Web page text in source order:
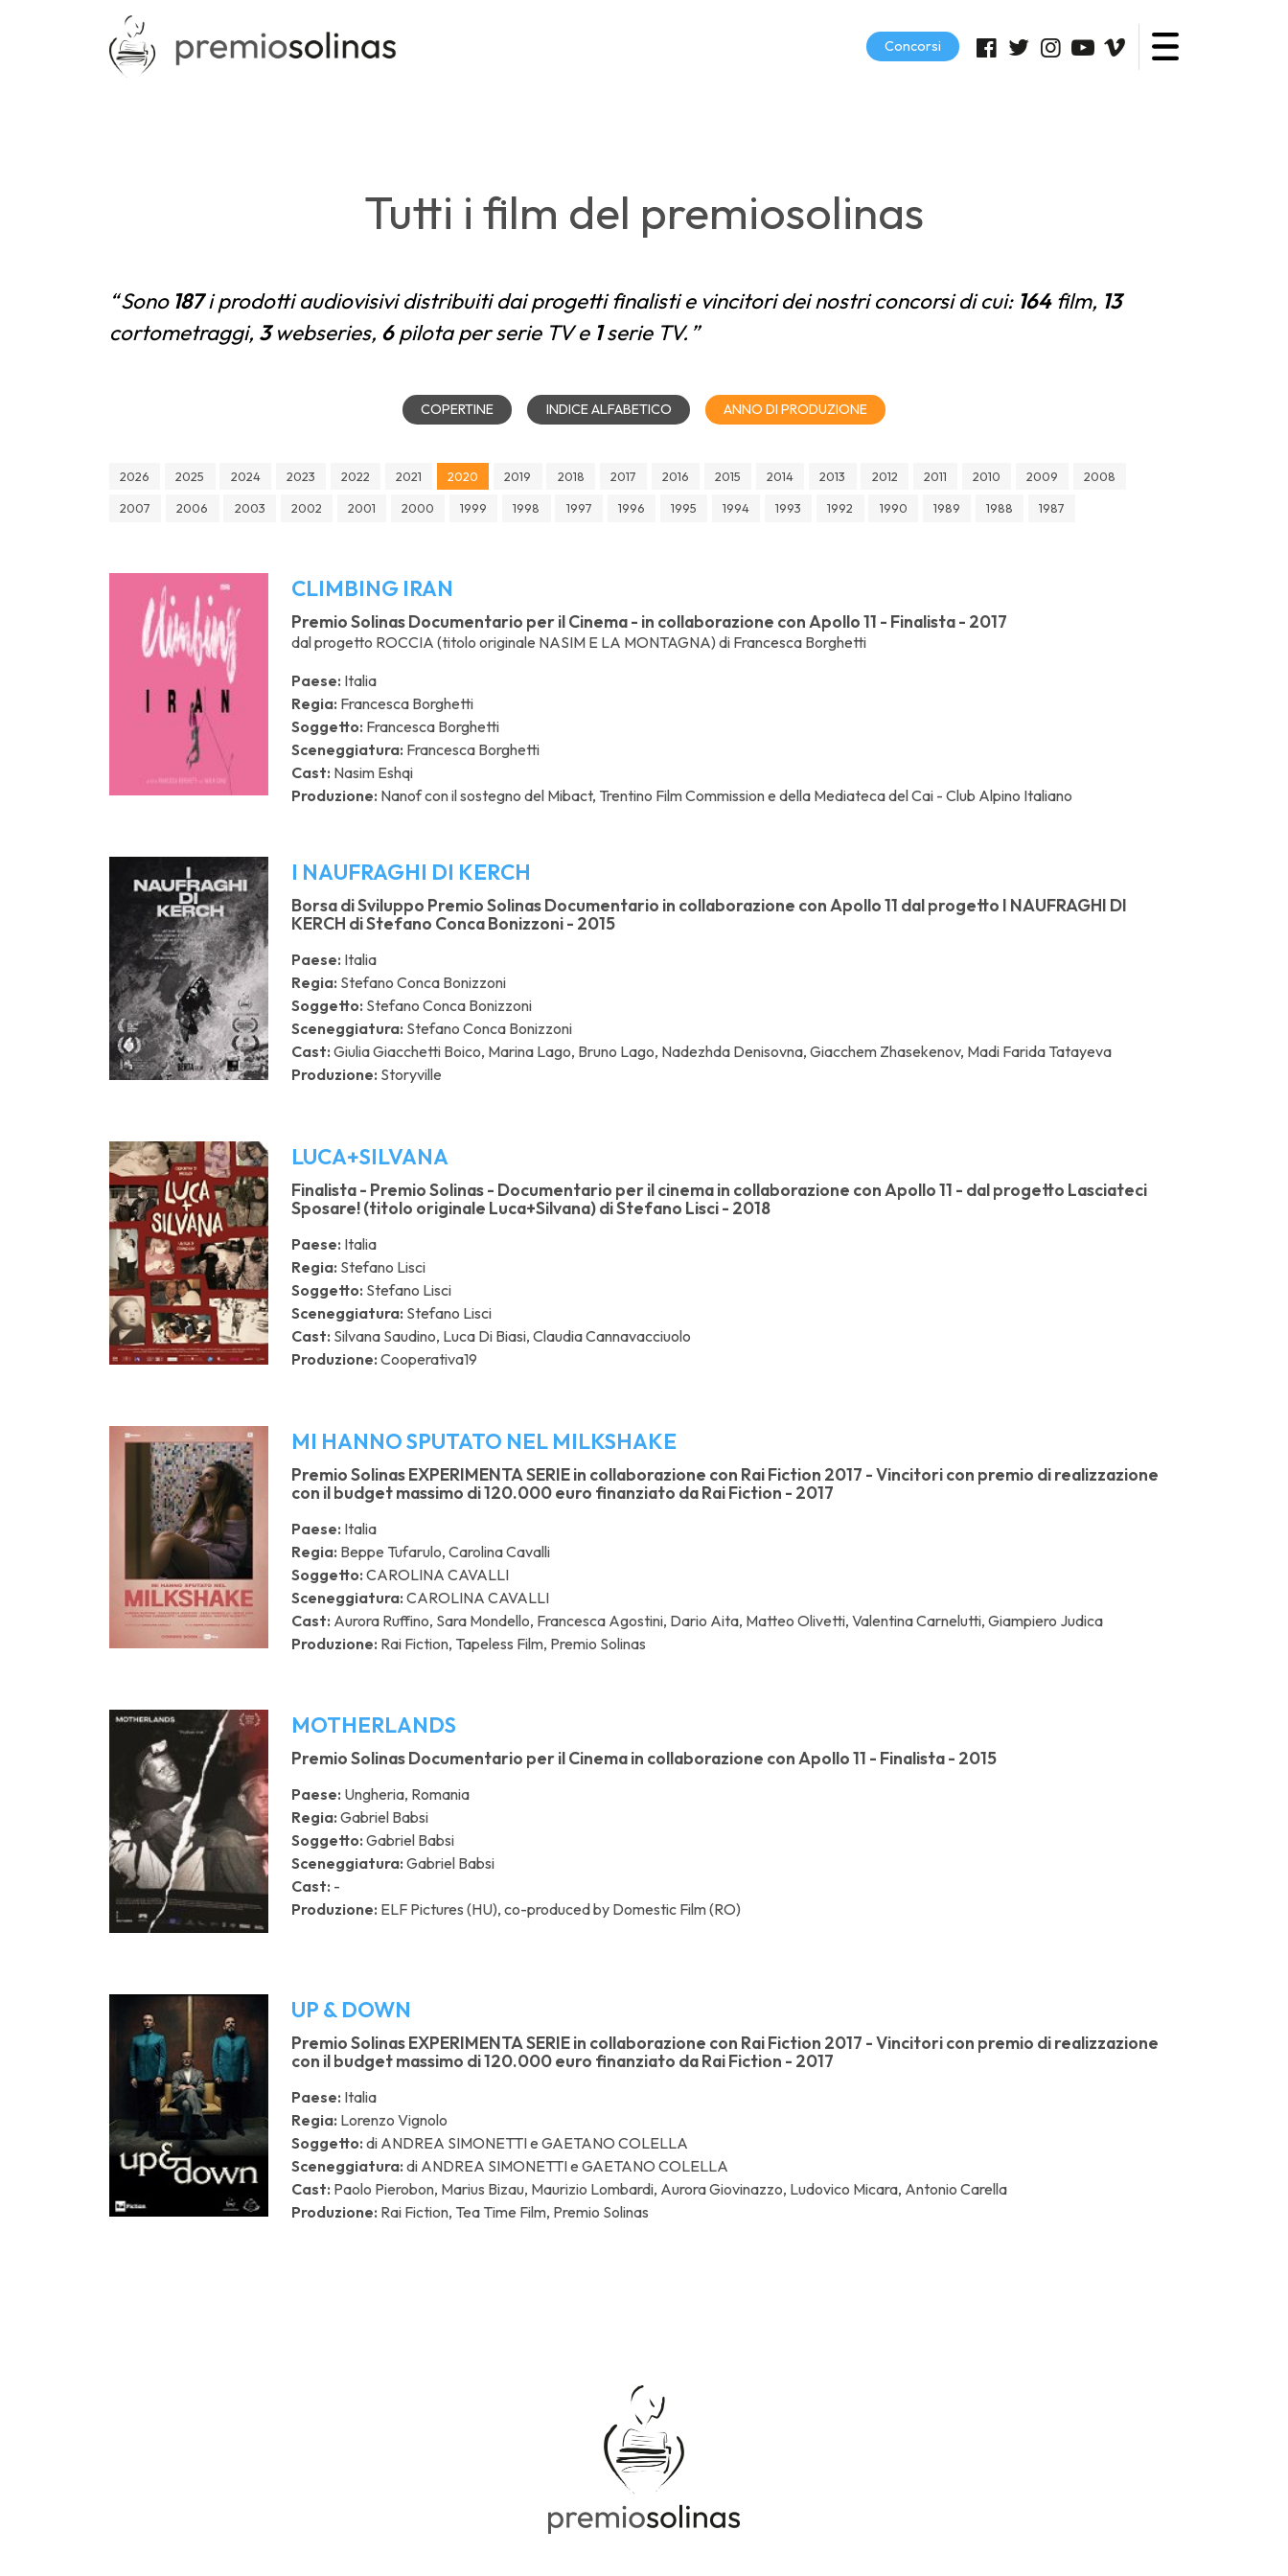
Concorsi
Tutti i film del premiosolinas
Sono 187i prodotti audiovisivi distribuiti dai progetti finalisti e vincitori dei nostri concorsi di cui: 164film, 13
cortometraggi, 3webseries, 6pilota per serie TV e 1serie TV.
COPERTINE INDICE ALFABETICO ANNO DI PRODUZIONE
2026 2025 2024 2023 2022 2021 2020 2019 2018 2017 2016 2015 2014 2013 2012 2011 2010 2009 2008
2007 2006 2003 2002 2001 2000 1999 1998 1997 1996 1995 1994 1993 1992 1990 1989 1988 1987
CLIMBING IRAN
Premio Solinas Documentario per il Cinema - in collaborazione con Apollo 11 - Finalista - 2017
dal progetto ROCCIA (titolo originale NASIM E LA MONTAGNA) di Francesca Borghetti
Paese: Italia
Regia: Francesca Borghetti
Soggetto: Francesca Borghetti
Sceneggiatura: Francesca Borghetti
Cast: Nasim Eshqi
Produzione: Nanof con il sostegno del Mibact, Trentino Film Commission e della Mediateca del Cai - Club Alpino Italiano
I NAUFRAGHI DI KERCH
Borsa di Sviluppo Premio Solinas Documentario in collaborazione con Apollo 11 dal progetto I NAUFRAGHI DI
KERCH di Stefano Conca Bonizzoni - 2015
Paese: Italia
Regia: Stefano Conca Bonizzoni
Soggetto: Stefano Conca Bonizzoni
Sceneggiatura: Stefano Conca Bonizzoni
Cast: Giulia Giacchetti Boico, Marina Lago, Bruno Lago, Nadezhda Denisovna, Giacchem Zhasekenov, Madi Farida Tatayeva
Produzione: Storyville
LUCA+SILVANA
Finalista - Premio Solinas - Documentario per il cinema in collaborazione con Apollo 11 - dal progetto Lasciateci
Sposare! (titolo originale Luca+Silvana) di Stefano Lisci - 2018
Paese: Italia
Regia: Stefano Lisci
Soggetto: Stefano Lisci
Sceneggiatura: Stefano Lisci
Cast: Silvana Saudino, Luca Di Biasi, Claudia Cannavacciuolo
Produzione: Cooperativa19
MI HANNO SPUTATO NEL MILKSHAKE
Premio Solinas EXPERIMENTA SERIE in collaborazione con Rai Fiction 2017 - Vincitori con premio di realizzazione
con il budget massimo di 120.000 euro finanziato da Rai Fiction - 2017
Paese: Italia
Regia: Beppe Tufarulo, Carolina Cavalli
Soggetto: CAROLINA CAVALLI
Sceneggiatura: CAROLINA CAVALLI
Cast: Aurora Ruffino, Sara Mondello, Francesca Agostini, Dario Aita, Matteo Olivetti, Valentina Carnelutti, Giampiero Judica
Produzione: Rai Fiction, Tapeless Film, Premio Solinas
MOTHERLANDS
Premio Solinas Documentario per il Cinema in collaborazione con Apollo 11 - Finalista - 2015
Paese: Ungheria, Romania
Regia: Gabriel Babsi
Soggetto: Gabriel Babsi
Sceneggiatura: Gabriel Babsi
Cast: -
Produzione: ELF Pictures (HU), co-produced by Domestic Film (RO)
UP & DOWN
Premio Solinas EXPERIMENTA SERIE in collaborazione con Rai Fiction 2017 - Vincitori con premio di realizzazione
con il budget massimo di 120.000 euro finanziato da Rai Fiction - 2017
Paese: Italia
Regia: Lorenzo Vignolo
Soggetto: di ANDREA SIMONETTI e GAETANO COLELLA
Sceneggiatura: di ANDREA SIMONETTI e GAETANO COLELLA
Cast: Paolo Pierobon, Marius Bizau, Maurizio Lombardi, Aurora Giovinazzo, Ludovico Micara, Antonio Carella
Produzione: Rai Fiction, Tea Time Film, Premio Solinas